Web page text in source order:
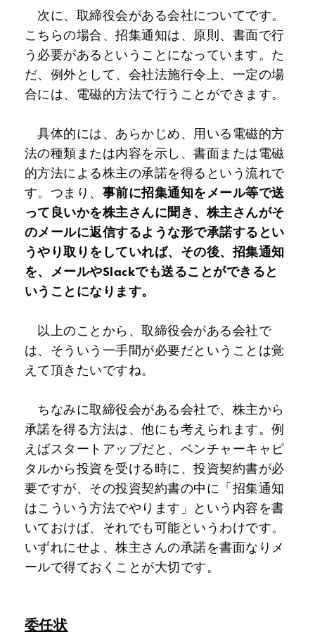
次に、取締役会がある会社についてです。
こちらの場合、招集通知は、原則、書面で行
う必要があるということになっています。た
だ、例外として、会社法施行令上、一定の場
合には、電磁的方法で行うことができます。
具体的には、あらかじめ、用いる電磁的方
法の種類または内容を示し、書面または電磁
的方法による株主の承諾を得るという流れで
す。つまり、 事前に招集通知をメール等で送
って良いかを株主さんに聞き、株主さんがそ
のメールに返信するような形で承諾するとい
うやり取りをしていれば、その後、招集通知
を、メールやSlackでも送ることができると
いうことになります。
以上のことから、取締役会がある会社で
は、そういう一手間が必要だということは覚
えて頂きたいですね。
ちなみに取締役会がある会社で、株主から
承諾を得る方法は、他にも考えられます。例
えばスタートアップだと、ベンチャーキャピ
タルから投資を受ける時に、投資契約書が必
要ですが、その投資契約書の中に「招集通知
はこういう方法でやります」という内容を書
いておけば、それでも可能というわけです。
いずれにせよ、株主さんの承諾を書面なりメ
ールで得ておくことが大切です。
委任状